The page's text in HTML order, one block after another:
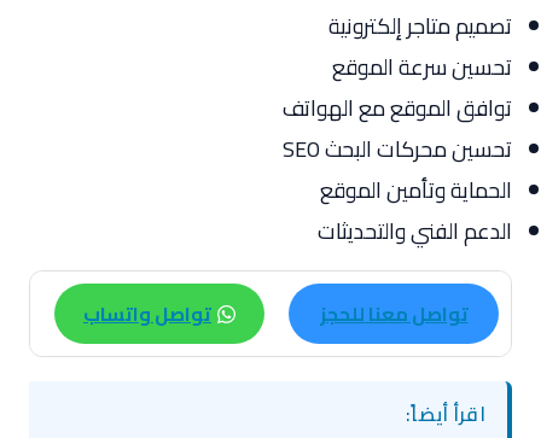
تصميم متاجر إلكترونية
تحسين سرعة الموقع
توافق الموقع مع الهواتف
تحسين محركات البحث SEO
الحماية وتأمين الموقع
الدعم الفني والتحديثات
تواصل معنا للحجز تواصل واتساب
اقرأ أيضاً: